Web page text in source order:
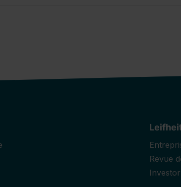
Revue